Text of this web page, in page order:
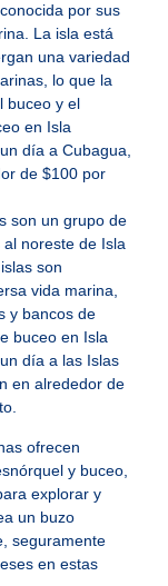
por sus
La isla está
una variedad
lo que la
buceo y el
en Isla
día a Cubagua,
de $100 por
son un grupo de
noreste de Isla
son
vida marina,
y bancos de
buceo en Isla
día a las Islas
en alrededor de
ofrecen
y buceo,
explorar y
un buzo
seguramente
en estas